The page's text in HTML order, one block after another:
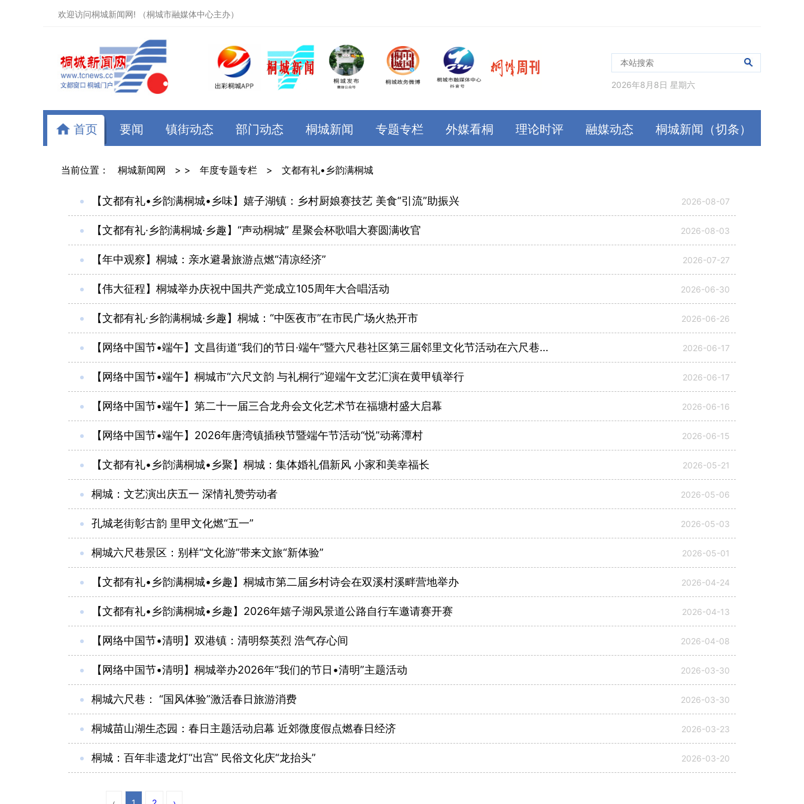
欢迎访问桐城新闻网! （桐城市融媒体中心主办）
2026年8月8日 星期六
首页 要闻 镇街动态 部门动态 桐城新闻 专题专栏 外媒看桐 理论时评 融媒动态 桐城新闻（切条）
当前位置： 桐城新闻网 > > 年度专题专栏 > 文都有礼•乡韵满桐城
【文都有礼•乡韵满桐城•乡味】嬉子湖镇：乡村厨娘赛技艺 美食“引流”助振兴 2026-08-07
【文都有礼·乡韵满桐城·乡趣】“声动桐城” 星聚会杯歌唱大赛圆满收官 2026-08-03
【年中观察】桐城：亲水避暑旅游点燃“清凉经济” 2026-07-27
【伟大征程】桐城举办庆祝中国共产党成立105周年大合唱活动 2026-06-30
【文都有礼·乡韵满桐城·乡趣】桐城：“中医夜市”在市民广场火热开市 2026-06-26
【网络中国节•端午】文昌街道“我们的节日·端午”暨六尺巷社区第三届邻里文化节活动在六尺巷举行 2026-06-17
【网络中国节•端午】桐城市“六尺文韵 与礼桐行”迎端午文艺汇演在黄甲镇举行 2026-06-17
【网络中国节•端午】第二十一届三合龙舟会文化艺术节在福塘村盛大启幕 2026-06-16
【网络中国节•端午】2026年唐湾镇插秧节暨端午节活动“悦”动蒋潭村 2026-06-15
【文都有礼•乡韵满桐城•乡聚】桐城：集体婚礼倡新风 小家和美幸福长 2026-05-21
桐城：文艺演出庆五一 深情礼赞劳动者 2026-05-06
孔城老街彰古韵 里甲文化燃“五一” 2026-05-03
桐城六尺巷景区：别样“文化游”带来文旅“新体验” 2026-05-01
【文都有礼•乡韵满桐城•乡趣】桐城市第二届乡村诗会在双溪村溪畔营地举办 2026-04-24
【文都有礼•乡韵满桐城•乡趣】2026年嬉子湖风景道公路自行车邀请赛开赛 2026-04-13
【网络中国节•清明】双港镇：清明祭英烈 浩气存心间 2026-04-08
【网络中国节•清明】桐城举办2026年“我们的节日•清明”主题活动 2026-03-30
桐城六尺巷： “国风体验”激活春日旅游消费 2026-03-30
桐城苗山湖生态园：春日主题活动启幕 近郊微度假点燃春日经济 2026-03-23
桐城：百年非遗龙灯“出宫” 民俗文化庆“龙抬头” 2026-03-20